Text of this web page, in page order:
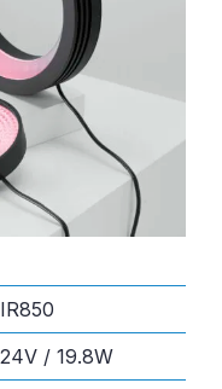
IR850
24V / 19.8W